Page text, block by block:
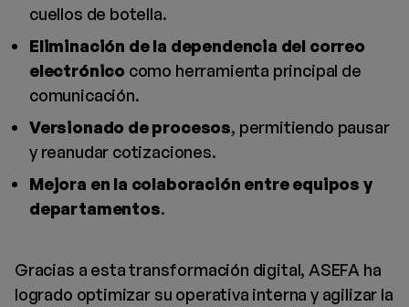
cuellos de botella.
Eliminación de la dependencia del correo
electrónico como herramienta principal de
comunicación.
Versionado de procesos, permitiendo pausar
y reanudar cotizaciones.
Mejora en la colaboración entre equipos y
departamentos.
Gracias a esta transformación digital, ASEFA ha
logrado optimizar su operativa interna y agilizar la